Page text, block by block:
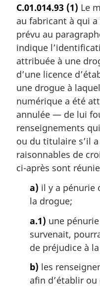
C.01.014.93 (1) Le
au fabricant à qui
prévu au
indique
attribuée à une
d’une licence
une drogue à
numérique a été
annulée — de lui
renseignements
ou du titulaire s’il
raisonnables de
ci-après sont
a) il y a pénurie
la drogue;
a.1) une
survenait,
de préjudice à
b) les
afin d’établir ou